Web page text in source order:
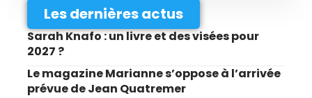
Les dernières actus
Sarah Knafo : un livre et des visées pour
2027 ?
Le magazine Marianne s’oppose à l’arrivée
prévue de Jean Quatremer